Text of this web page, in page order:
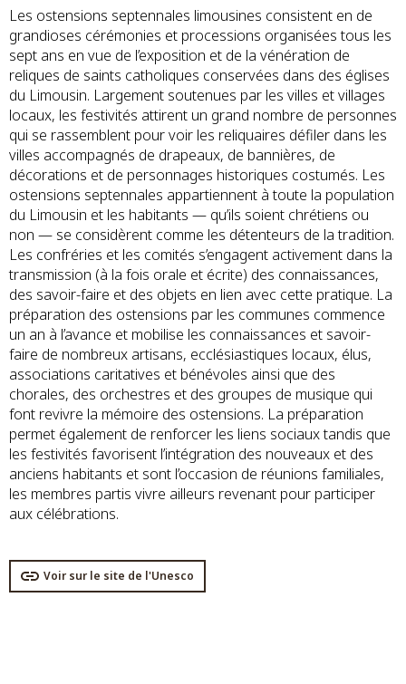
Les ostensions septennales limousines consistent en de
grandioses cérémonies et processions organisées tous les
sept ans en vue de l’exposition et de la vénération de
reliques de saints catholiques conservées dans des églises
du Limousin. Largement soutenues par les villes et villages
locaux, les festivités attirent un grand nombre de personnes
qui se rassemblent pour voir les reliquaires défiler dans les
villes accompagnés de drapeaux, de bannières, de
décorations et de personnages historiques costumés. Les
ostensions septennales appartiennent à toute la population
du Limousin et les habitants — qu’ils soient chrétiens ou
non — se considèrent comme les détenteurs de la tradition.
Les confréries et les comités s’engagent activement dans la
transmission (à la fois orale et écrite) des connaissances,
des savoir-faire et des objets en lien avec cette pratique. La
préparation des ostensions par les communes commence
un an à l’avance et mobilise les connaissances et savoir-
faire de nombreux artisans, ecclésiastiques locaux, élus,
associations caritatives et bénévoles ainsi que des
chorales, des orchestres et des groupes de musique qui
font revivre la mémoire des ostensions. La préparation
permet également de renforcer les liens sociaux tandis que
les festivités favorisent l’intégration des nouveaux et des
anciens habitants et sont l’occasion de réunions familiales,
les membres partis vivre ailleurs revenant pour participer
aux célébrations.
Voir sur le site de l'Unesco